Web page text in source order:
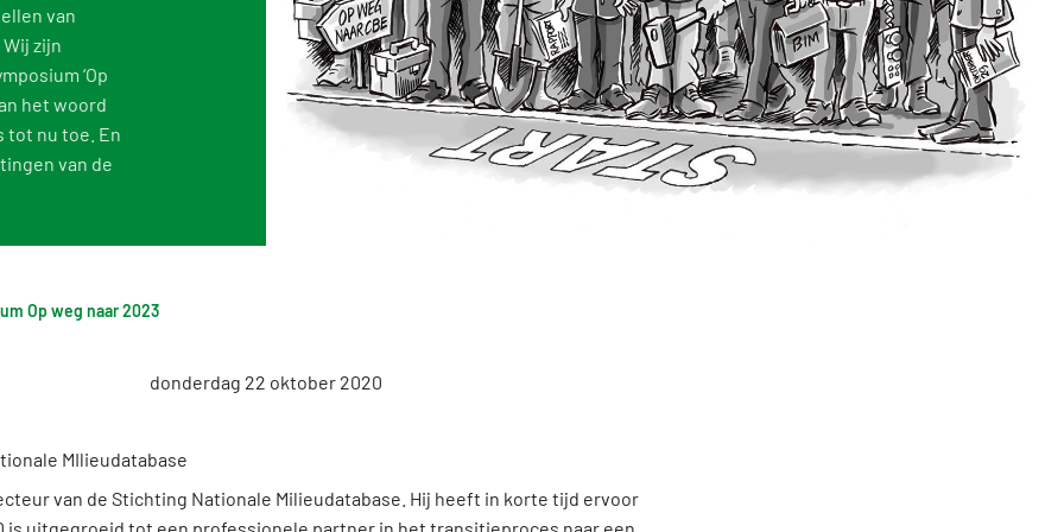
vragen over de databases
Toetsing van de milieudata
Vind een erkende LCA-toetser of opsteller
Categorie 3 data
Vacatures
Tarieven
NMD Events
Persinformatie Nationale Milieudatabase
van
zijn
‘Op
het woord
tot nu toe. En
van de
Op weg naar 2023
donderdag 22 oktober 2020
van de Stichting Nationale Milieudatabase. Hij heeft in korte tijd ervoor